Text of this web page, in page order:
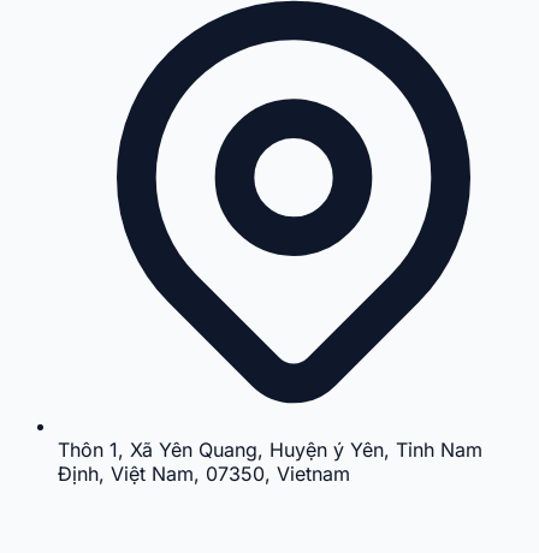
Thôn 1, Xã Yên Quang, Huyện ý Yên, Tỉnh Nam
Định, Việt Nam, 07350, Vietnam